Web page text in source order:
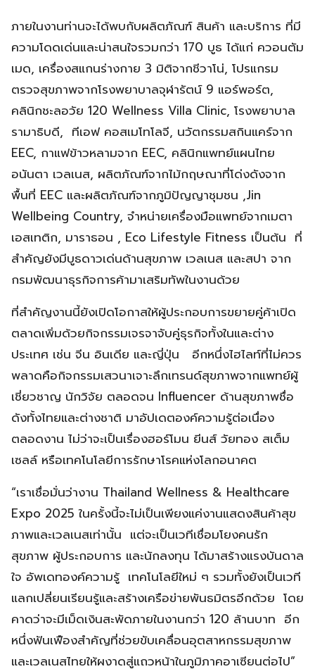
ภายในงานท่านจะได้พบกับผลิตภัณฑ์ สินค้า และบริการ ที่มี
ความโดดเด่นและน่าสนใจรวมกว่า 170 บูธ ได้แก่ ควอนตัม
เมด, เครื่องสแกนร่างกาย 3 มิติจากชีวาโน่, โปรแกรม
ตรวจสุขภาพจากโรงพยาบาลจุฬารัตน์ 9 แอร์พอร์ต,
คลินิกชะลอวัย 120 Wellness Villa Clinic, โรงพยาบาล
รามาธิบดี, ทีเอฟ คอสเมโทโลจี, นวัตกรรมสกินแคร์จาก
EEC, กาแฟข้าวหลามจาก EEC, คลินิกแพทย์แผนไทย
อนันตา เวลเนส, ผลิตภัณฑ์จากไม้กฤษณาที่โด่งดังจาก
พื้นที่ EEC และผลิตภัณฑ์จากภูมิปัญญาชุมชน ,Jin
Wellbeing Country, จำหน่ายเครื่องมือแพทย์จากเมตา
เอสเทติก, มาราธอน , Eco Lifestyle Fitness เป็นต้น ที่
สำคัญยังมีบูธดาวเด่นด้านสุขภาพ เวลเนส และสปา จาก
กรมพัฒนาธุรกิจการค้ามาเสริมทัพในงานด้วย
ที่สำคัญงานนี้ยังเปิดโอกาสให้ผู้ประกอบการขยายคู่ค้าเปิด
ตลาดเพิ่มด้วยกิจกรรมเจรจาจับคู่ธุรกิจทั้งในและต่าง
ประเทศ เช่น จีน อินเดีย และญี่ปุ่น อีกหนึ่งไฮไลท์ที่ไม่ควร
พลาดคือกิจกรรมเสวนาเจาะลึกเทรนด์สุขภาพจากแพทย์ผู้
เชี่ยวชาญ นักวิจัย ตลอดจน Influencer ด้านสุขภาพชื่อ
ดังทั้งไทยและต่างชาติ มาอัปเดตองค์ความรู้ต่อเนื่อง
ตลอดงาน ไม่ว่าจะเป็นเรื่องฮอร์โมน ยีนส์ วัยทอง สเต็ม
เซลล์ หรือเทคโนโลยีการรักษาโรคแห่งโลกอนาคต
“เราเชื่อมั่นว่างาน Thailand Wellness & Healthcare
Expo 2025 ในครั้งนี้จะไม่เป็นเพียงแค่งานแสดงสินค้าสุข
ภาพและเวลเนสเท่านั้น แต่จะเป็นเวทีเชื่อมโยงคนรัก
สุขภาพ ผู้ประกอบการ และนักลงทุน ได้มาสร้างแรงบันดาล
ใจ อัพเดทองค์ความรู้ เทคโนโลยีใหม่ ๆ รวมทั้งยังเป็นเวที
แลกเปลี่ยนเรียนรู้และสร้างเครือข่ายพันธมิตรอีกด้วย โดย
คาดว่าจะมีเม็ดเงินสะพัดภายในงานกว่า 120 ล้านบาท อีก
หนึ่งฟันเฟืองสำคัญที่ช่วยขับเคลื่อนอุตสาหกรรมสุขภาพ
และเวลเนสไทยให้ผงาดสู่แถวหน้าในภูมิภาคอาเซียนต่อไป”